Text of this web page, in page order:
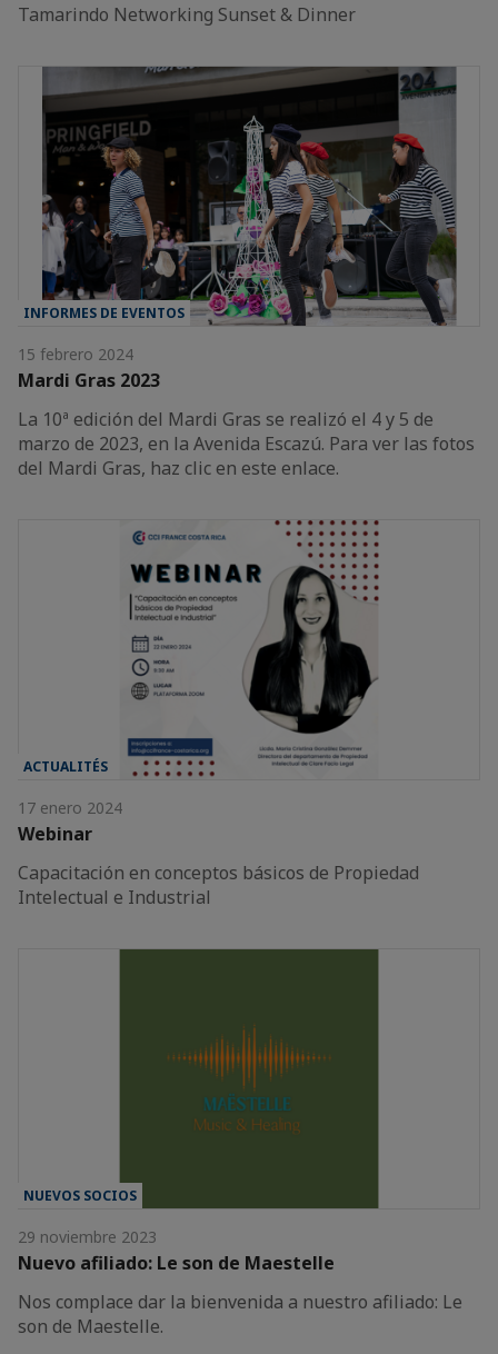
Tamarindo Networking Sunset & Dinner
INFORMES DE EVENTOS
15 febrero 2024
Mardi Gras 2023
La 10ª edición del Mardi Gras se realizó el 4 y 5 de
marzo de 2023, en la Avenida Escazú. Para ver las fotos
del Mardi Gras, haz clic en este enlace.
ACTUALITÉS
17 enero 2024
Webinar
Capacitación en conceptos básicos de Propiedad
Intelectual e Industrial
NUEVOS SOCIOS
29 noviembre 2023
Nuevo afiliado: Le son de Maestelle
Nos complace dar la bienvenida a nuestro afiliado: Le
son de Maestelle.